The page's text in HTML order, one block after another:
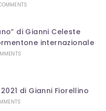
di Gianni Celeste
internazionale
di Gianni Fiorellino